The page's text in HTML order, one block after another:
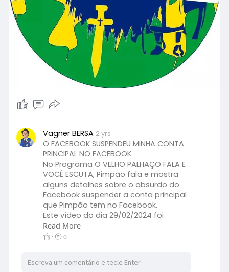
Vagner BERSA 2 yrs
O FACEBOOK SUSPENDEU MINHA CONTA
PRINCIPAL NO FACEBOOK.
No Programa O VELHO PALHAÇO FALA E
VOCÊ ESCUTA, Pimpão fala e mostra
alguns detalhes sobre o absurdo do
Facebook suspender a conta principal
que Pimpão tem no Facebook.
Este vídeo do dia 29/02/2024 foi
produzido e divulgado por
Pimpão Produções.
homenagens.
Read More
· 0